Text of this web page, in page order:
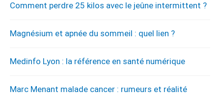
Comment perdre 25 kilos avec le jeûne intermittent ?
Magnésium et apnée du sommeil : quel lien ?
Medinfo Lyon : la référence en santé numérique
Marc Menant malade cancer : rumeurs et réalité